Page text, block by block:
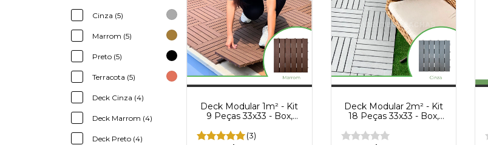
Cinza (5)
Marrom (5)
Preto (5)
Terracota (5)
Deck Cinza (4)
Deck Marrom (4)
Deck Preto (4)
Deck Modular 1m² - Kit
9 Peças 33x33 - Box,
(3)
Deck Modular 2m² - Kit
18 Peças 33x33 - Box,